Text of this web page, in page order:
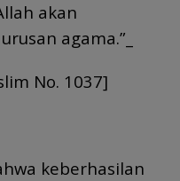
akan
agama.”_
No. 1037]
keberhasilan